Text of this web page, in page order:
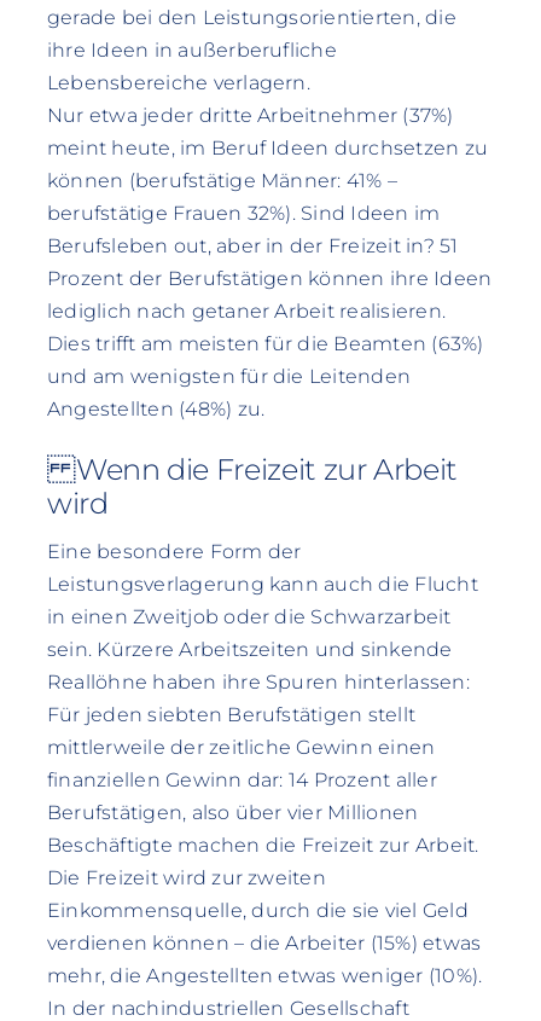
gerade bei den Leistungsorientierten, die
ihre Ideen in außerberufliche
Lebensbereiche verlagern.
Nur etwa jeder dritte Arbeitnehmer (37%)
meint heute, im Beruf Ideen durchsetzen zu
können (berufstätige Männer: 41% –
berufstätige Frauen 32%). Sind Ideen im
Berufsleben out, aber in der Freizeit in? 51
Prozent der Berufstätigen können ihre Ideen
lediglich nach getaner Arbeit realisieren.
Dies trifft am meisten für die Beamten (63%)
und am wenigsten für die Leitenden
Angestellten (48%) zu.
Wenn die Freizeit zur Arbeit
wird
Eine besondere Form der
Leistungsverlagerung kann auch die Flucht
in einen Zweitjob oder die Schwarzarbeit
sein. Kürzere Arbeitszeiten und sinkende
Reallöhne haben ihre Spuren hinterlassen:
Für jeden siebten Berufstätigen stellt
mittlerweile der zeitliche Gewinn einen
finanziellen Gewinn dar: 14 Prozent aller
Berufstätigen, also über vier Millionen
Beschäftigte machen die Freizeit zur Arbeit.
Die Freizeit wird zur zweiten
Einkommensquelle, durch die sie viel Geld
verdienen können – die Arbeiter (15%) etwas
mehr, die Angestellten etwas weniger (10%).
In der nachindustriellen Gesellschaft